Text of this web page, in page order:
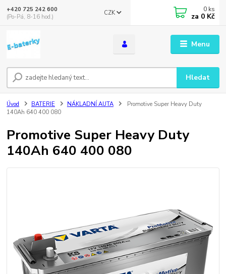
Menu
CZK
Hledat
+420 725 242 600
(Po-Pá, 8-16 hod.)
0 ks
za 0 Kč
Úvod BATERIE NÁKLADNÍ AUTA
Promotive Super Heavy Duty
140Ah 640 400 080
Promotive Super Heavy Duty
140Ah 640 400 080